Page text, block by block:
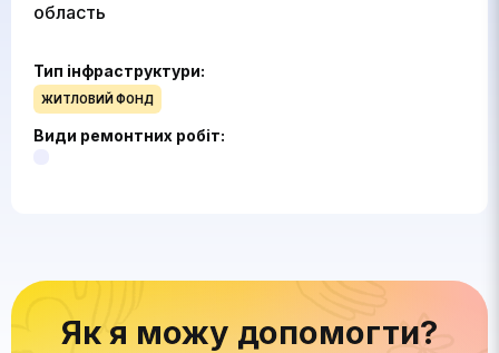
Тип інфраструктури:
ЖИТЛОВИЙ ФОНД
Види ремонтних робіт:
область
Як я можу допомогти?